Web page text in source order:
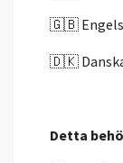
🇬🇧
🇩🇰
Detta